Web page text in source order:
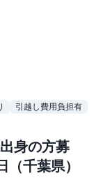
引越し費用負担有
身の方募
千葉県）